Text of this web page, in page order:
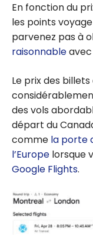
En fonction du
les points
parvenez pas à
raisonnable
Le prix des
des vols
départ du
comme la porte
l’Europe lorsque
Google Flights.